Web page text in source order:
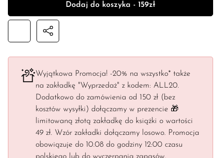
Dodaj do koszyka - 159zł
Wyjątkowa Promocja! -20% na wszystko* także
na zakładkę "Wyprzedaż" z kodem: ALL20.
Dodatkowo do zamówienia od 150 zł (bez
kosztów wysyłki) dołączamy w prezencie 🎁
limitowaną złotą zakładkę do książki o wartości
49 zł. Wzór zakładki dołączamy losowo. Promocja
obowiązuje do 10.08 do godziny 12:00 czasu
polskiego lub do wyczerpania zapasów.